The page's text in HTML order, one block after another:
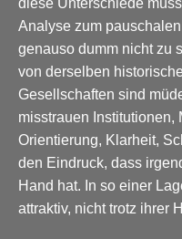
Analyse zum
genauso dumm nicht zu
von derselben
Gesellschaften sind
misstrauen
Orientierung, Klarheit,
den Eindruck, dass
Hand hat. In so einer
attraktiv, nicht trotz ihrer